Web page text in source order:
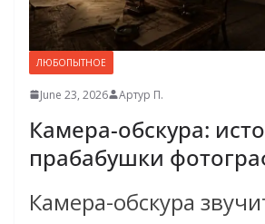
ЛЮБОПЫТНОЕ
June 23, 2026 Артур П.
Камера-обскура:
прабабушки
Камера-обскура